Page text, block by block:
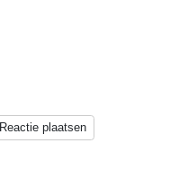
Reactie plaatsen